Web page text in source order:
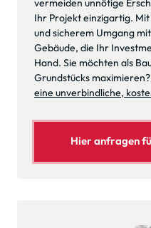
vermeiden unnötige
Ihr Projekt einzigartig.
und sicherem Umgang
Gebäude, die Ihr
Hand. Sie möchten als
Grundstücks maximieren?
eine unverbindliche,
Hier anfragen